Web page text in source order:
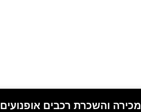
מכירה והשכרת רכבים אופנועים